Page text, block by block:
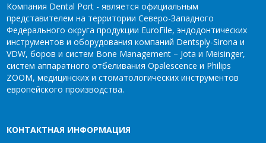
Компания Dental Port - является официальным
представителем на территории Северо-Западного
Федерального округа продукции EuroFile, эндодонтических
инструментов и оборудования компаний Dentsply-Sirona и
VDW, боров и систем Bone Management – Jota и Meisinger,
систем аппаратного отбеливания Opalescence и Philips
ZOOM, медицинских и стоматологических инструментов
европейского производства.
КОНТАКТНАЯ ИНФОРМАЦИЯ